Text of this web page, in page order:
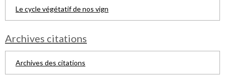
Le cycle végétatif de nos vign
Archives citations
Archives des citations